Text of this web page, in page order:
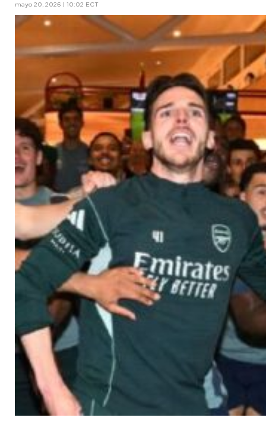
mayo 20, 2026 | 10:02 ECT